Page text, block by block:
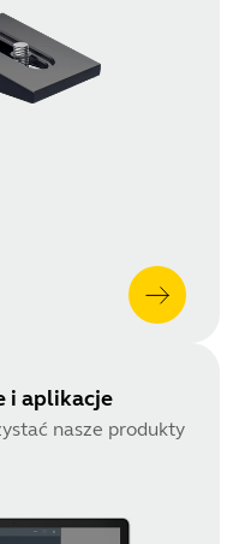
i aplikacje
nasze produkty